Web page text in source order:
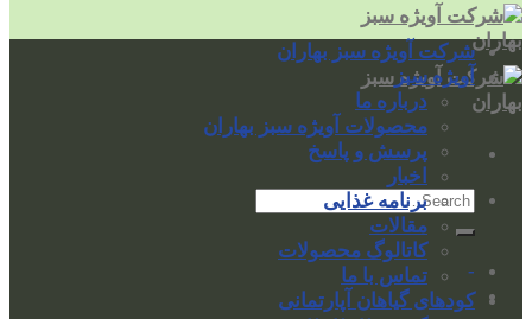
-
شرکت آویژه سبز بهاران
آویژه سبز
درباره ما
محصولات آویژه سبز بهاران
پرسش و پاسخ
اخبار
برنامه غذایی
مقالات
کاتالوگ محصولات
تماس با ما
کودهای گیاهان آپارتمانی